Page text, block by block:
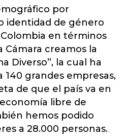
por
identidad de género
en términos
Cámara creamos la
Diverso”, la cual ha
grandes empresas,
de que el país va en
libre de
hemos podido
a 28.000 personas.